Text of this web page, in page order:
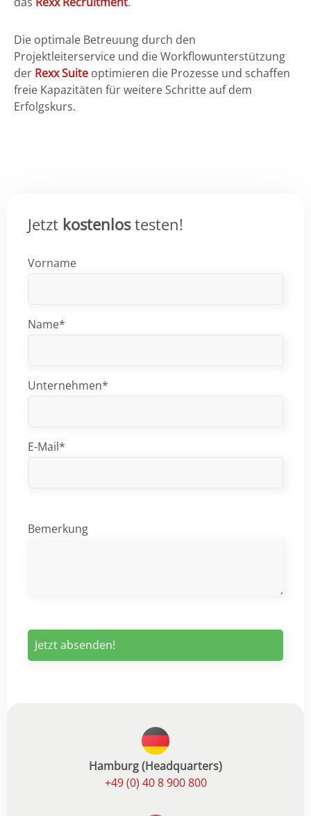
Die optimale Betreuung durch den
Projektleiterservice und die Workflowunterstützung
der Rexx Suite optimieren die Prozesse und schaffen
freie Kapazitäten für weitere Schritte auf dem
Erfolgskurs.
Hamburg (Headquarters)
+49 (0) 40 8 900 800
Jetzt kostenlostesten!
Vorname
Name*
Unternehmen*
E-Mail*
Bemerkung